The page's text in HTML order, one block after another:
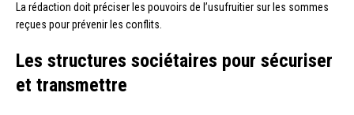
La rédaction doit préciser les pouvoirs de l’usufruitier sur les sommes
reçues pour prévenir les conflits.
Les structures sociétaires pour sécuriser
et transmettre